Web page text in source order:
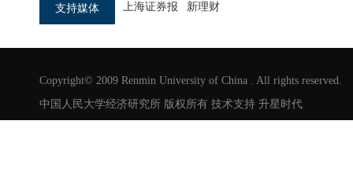
支持媒体 上海证券报 新理财
Copyright© 2009 Renmin University of China . All rights reserved.
中国人民大学经济研究所 版权所有 技术支持 升星时代